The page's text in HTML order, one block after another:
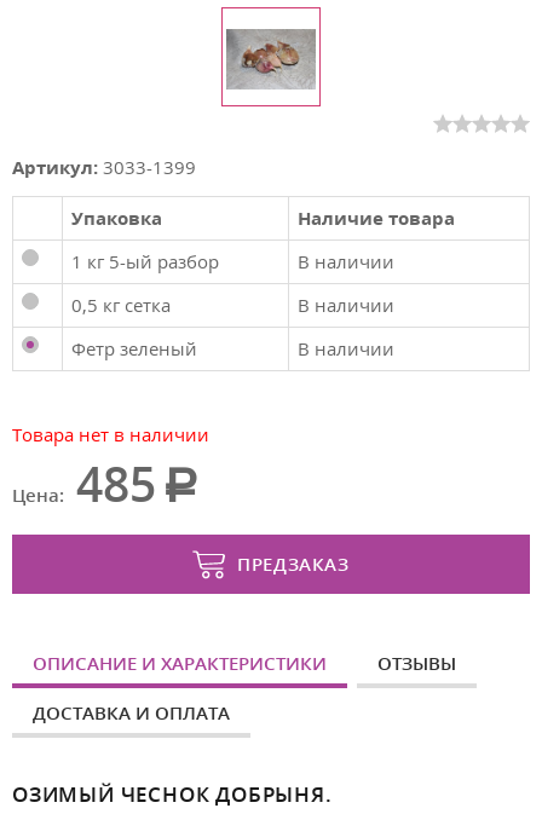
Артикул: 3033-1399
Упаковка
Наличие товара
1 кг 5-ый разбор
В наличии
0,5 кг сетка
В наличии
Фетр зеленый
В наличии
Товара нет в наличии
Цена: 485
ПРЕДЗАКАЗ
ОПИСАНИЕ И ХАРАКТЕРИСТИКИ ОТЗЫВЫ
ДОСТАВКА И ОПЛАТА
ОЗИМЫЙ ЧЕСНОК ДОБРЫНЯ.